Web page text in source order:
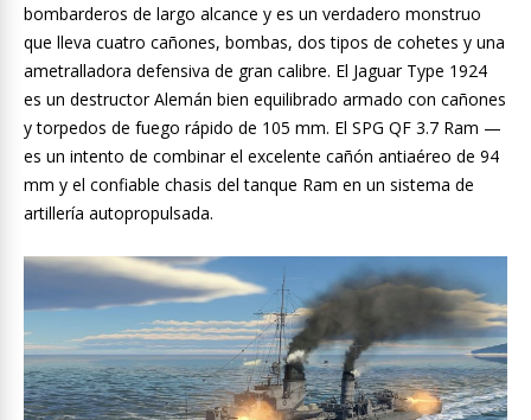
bombarderos de largo alcance y es un verdadero monstruo
que lleva cuatro cañones, bombas, dos tipos de cohetes y una
ametralladora defensiva de gran calibre. El Jaguar Type 1924
es un destructor Alemán bien equilibrado armado con cañones
y torpedos de fuego rápido de 105 mm. El SPG QF 3.7 Ram —
es un intento de combinar el excelente cañón antiaéreo de 94
mm y el confiable chasis del tanque Ram en un sistema de
artillería autopropulsada.